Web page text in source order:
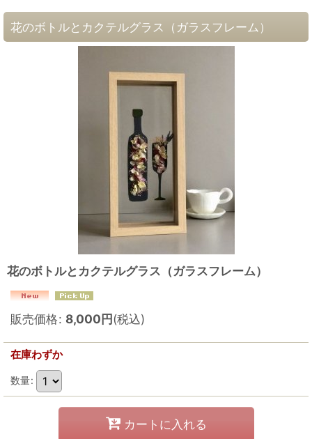
花のボトルとカクテルグラス（ガラスフレーム）
花のボトルとカクテルグラス（ガラスフレーム）
販売価格: 8,000円(税込)
在庫わずか
数量:
カートに入れる